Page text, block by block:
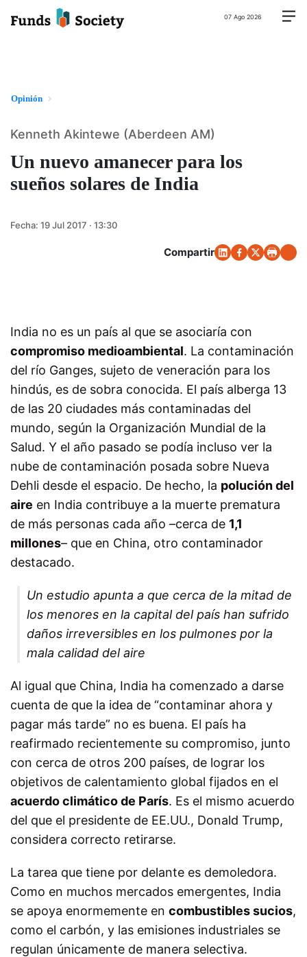
07 Ago 2026
Opinión
Un nuevo amanecer para los
sueños solares de India
Kenneth Akintewe (Aberdeen AM)
Fecha: 19 Jul 2017 · 13:30
Compartir
India no es un país al que se asociaría con
compromiso medioambiental. La contaminación
del río Ganges, sujeto de veneración para los
hindús, es de sobra conocida. El país alberga 13
de las 20 ciudades más contaminadas del
mundo, según la Organización Mundial de la
Salud. Y el año pasado se podía incluso ver la
nube de contaminación posada sobre Nueva
Dehli desde el espacio. De hecho, la polución del
aire en India contribuye a la muerte prematura
de más personas cada año –cerca de 1,1
millones– que en China, otro contaminador
destacado.
Un estudio apunta a que cerca de la mitad de
los menores en la capital del país han sufrido
daños irreversibles en los pulmones por la
mala calidad del aire
Al igual que China, India ha comenzado a darse
cuenta de que la idea de “contaminar ahora y
pagar más tarde” no es buena. El país ha
reafirmado recientemente su compromiso, junto
con cerca de otros 200 países, de lograr los
objetivos de calentamiento global fijados en el
acuerdo climático de París. Es el mismo acuerdo
del que el presidente de EE.UU., Donald Trump,
considera correcto retirarse.
La tarea que tiene por delante es demoledora.
Como en muchos mercados emergentes, India
se apoya enormemente en combustibles sucios,
como el carbón, y las emisiones industriales se
regulan únicamente de manera selectiva.